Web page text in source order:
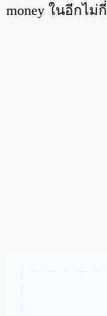
money ในอีกไม่